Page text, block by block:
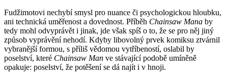
Fudžimotovi nechybí smysl pro nuance či psychologickou hloubku,
ani technická uměřenost a dovednost. Příběh Chainsaw Mana by
tedy mohl odvyprávět i jinak, jde však spíš o to, že se pro něj jiný
způsob vyprávění nehodí. Kdyby libovolný prvek komiksu ztvárnil
vybranější formou, s příliš vědomou vytříbeností, oslabil by
poselství, které Chainsaw Man ve stávající podobě umíněně
opakuje: poselství, že potěšení se dá najít i v hnoji.